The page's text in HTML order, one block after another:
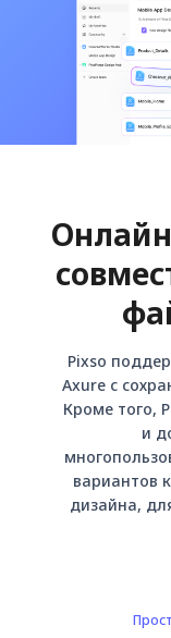
Pixso
Axure с
Кроме того,
и
вариантов
дизайна,